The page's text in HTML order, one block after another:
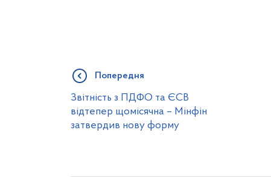
Попередня
Звітність з ПДФО та ЄСВ
відтепер щомісячна – Мінфін
затвердив нову форму